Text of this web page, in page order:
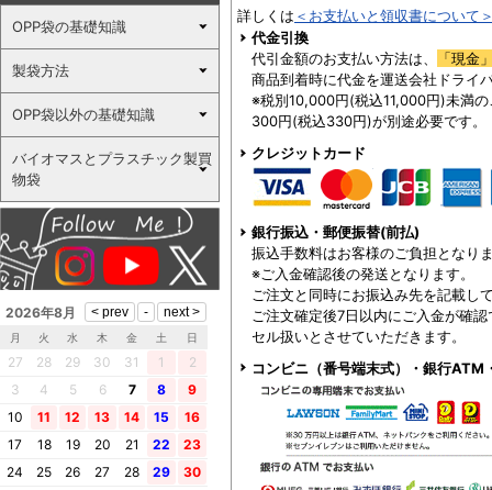
詳しくは ＜お支払いと領収書について
代金引換
代引金額のお支払い方法は、
「現金
商品到着時に代金を運送会社ドライ
※税別10,000円(税込11,000円)未満
300円(税込330円)が別途必要です。
クレジットカード
銀行振込・郵便振替(前払)
振込手数料はお客様のご負担となり
※ご入金確認後の発送となります。
ご注文と同時にお振込み先を記載し
ご注文確定後7日以内にご入金が確
セル扱いとさせていただきます。
コンビニ（番号端末式）・銀行ATM
OPP袋の基礎知識
製袋方法
OPP袋以外の基礎知識
バイオマスとプラスチック製買
物袋
2026年8月
月 火 水 木 金 土 日
27 28 29 30 31 1
2
3
4 5 6 7 8
9
10
11 12 13 14 15
16
17
18 19 20 21 22
23
24
25 26 27 28 29
30